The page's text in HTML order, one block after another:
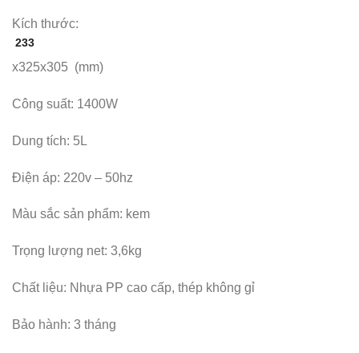
Kích thước:
233
x325x305 (mm)
Công suất: 1400W
Dung tích: 5L
Điện áp: 220v – 50hz
Màu sắc sản phẩm: kem
Trọng lượng net: 3,6kg
Chất liệu: Nhựa PP cao cấp, thép không gỉ
Bảo hành: 3 tháng